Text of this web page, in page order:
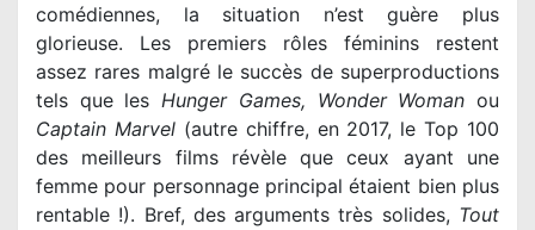
comédiennes, la situation n’est guère plus
glorieuse. Les premiers rôles féminins restent
assez rares malgré le succès de superproductions
tels que lesHunger Games, Wonder Woman ou
Captain Marvel(autre chiffre, en 2017, le Top 100
des meilleurs films révèle que ceux ayant une
femme pour personnage principal étaient bien plus
rentable !). Bref, des arguments très solides, Tout